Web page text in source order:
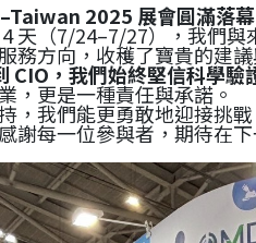
2025 展會圓滿落幕
天（7/24–7/27），我們
務方向，收穫了寶貴的建議
CIO，我們始終堅信科學驗
，更是一種責任與承諾。
，我們能更勇敢地迎接挑
謝每一位參與者，期待在